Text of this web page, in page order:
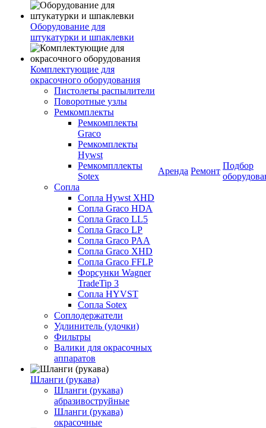
Оборудование для
штукатурки и шпаклевки
Комплектующие для
окрасочного оборудования
Пистолеты распылители
Поворотные узлы
Ремкомплекты
Ремкомплекты
Graco
Ремкомплекты
Hywst
Ремкомпллекты
Sotex
Сопла
Сопла Hywst XHD
Сопла Graco HDA
Сопла Graco LL5
Сопла Graco LP
Сопла Graco PAA
Сопла Graco XHD
Сопла Graco FFLP
Форсунки Wagner
TradeTip 3
Сопла HYVST
Сопла Sotex
Соплодержатели
Удлинитель (удочки)
Фильтры
Валики для окрасочных
аппаратов
Шланги (рукава)
Шланги (рукава)
абразивоструйные
Шланги (рукава)
окрасочные
Аренда Ремонт
Подбор